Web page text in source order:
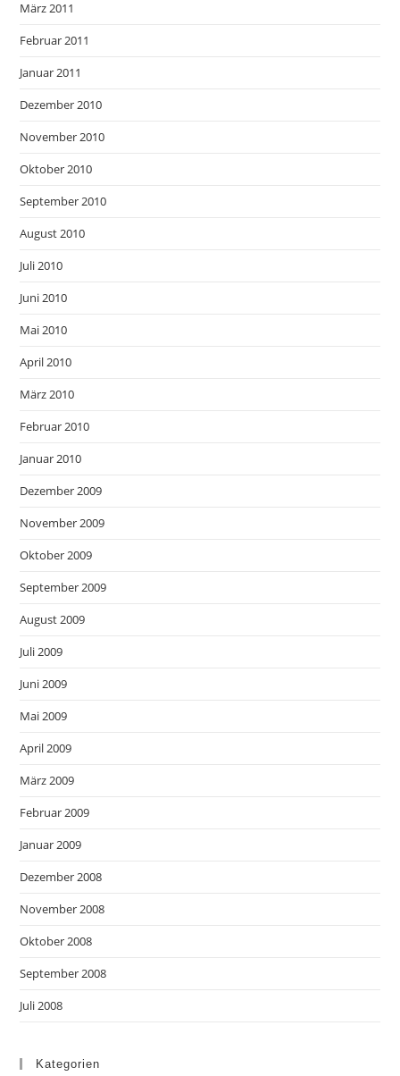
März 2011
Februar 2011
Januar 2011
Dezember 2010
November 2010
Oktober 2010
September 2010
August 2010
Juli 2010
Juni 2010
Mai 2010
April 2010
März 2010
Februar 2010
Januar 2010
Dezember 2009
November 2009
Oktober 2009
September 2009
August 2009
Juli 2009
Juni 2009
Mai 2009
April 2009
März 2009
Februar 2009
Januar 2009
Dezember 2008
November 2008
Oktober 2008
September 2008
Juli 2008
Kategorien